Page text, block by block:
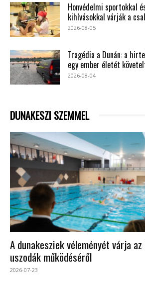
Honvédelmi sportokkal
kihívásokkal várják a
2026-08-05
Tragédia a Dunán: a
egy ember életét
2026-08-04
DUNAKESZI SZEMMEL
A dunakesziek véleményét várja
uszodák működéséről
2026-07-23